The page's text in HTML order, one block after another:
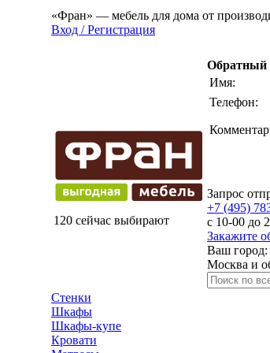
«Фран» — мебель для дома от
Вход / Регистрация
120 сейчас выбирают
Обратный
Имя:
Телефон:
Запрос
+7 (495)
с 10-00 до
Закажите
Ваш город:
Москва и
Стенки
Шкафы
Шкафы-купе
Кровати